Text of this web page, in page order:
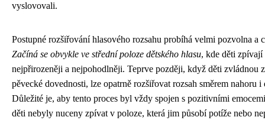
vyslovovali.
Postupné rozšiřování hlasového rozsahu probíhá velmi pozvolna a
Začíná se obvykle ve střední poloze dětského hlasu, kde děti zpívají
nejpřirozeněji a nejpohodlněji. Teprve později, když děti zvládnou
pěvecké dovednosti, lze opatrně rozšiřovat rozsah směrem nahoru i
Důležité je, aby tento proces byl vždy spojen s pozitivními
děti nebyly nuceny zpívat v poloze, která jim působí potíže nebo